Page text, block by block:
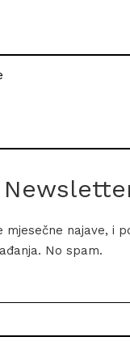
mjesečne najave, i
No spam.